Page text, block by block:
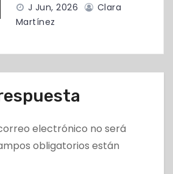
J Jun, 2026
Clara
Martínez
electrónico no será
obligatorios están